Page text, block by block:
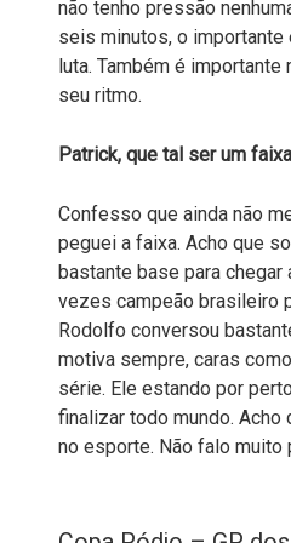
não tenho pressão
seis minutos, o importante
luta. Também é
seu ritmo.
Patrick, que tal ser um
Confesso que ainda não
peguei a faixa. Acho que
bastante base para
vezes campeão brasileiro
Rodolfo conversou
motiva sempre, caras
série. Ele estando por
finalizar todo mundo.
no esporte. Não falo muito